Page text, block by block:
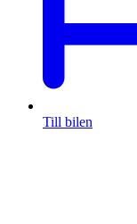
Till bilen